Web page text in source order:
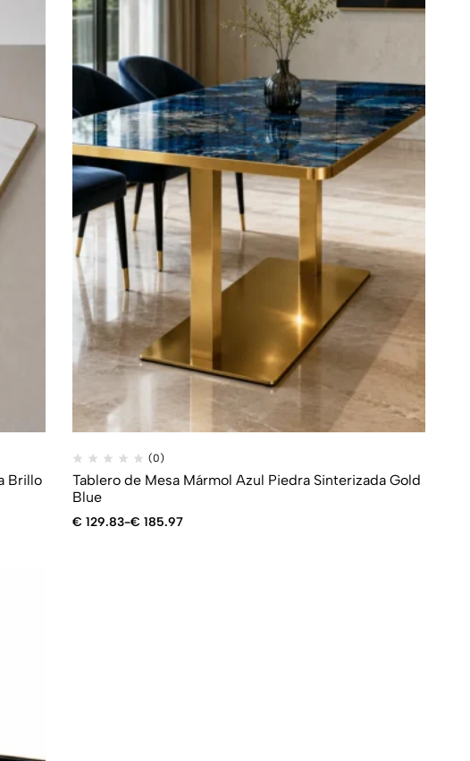
Brillo
(0)
Tablero de Mesa Mármol Azul Piedra Sinterizada Gold
Blue
€ 129.83-€ 185.97